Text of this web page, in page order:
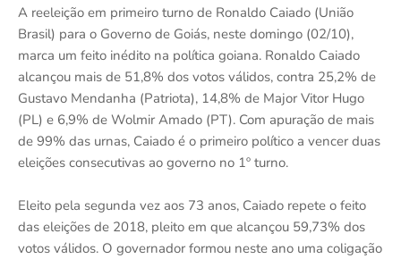
A reeleição em primeiro turno de Ronaldo Caiado (União
Brasil) para o Governo de Goiás, neste domingo (02/10),
marca um feito inédito na política goiana. Ronaldo Caiado
alcançou mais de 51,8% dos votos válidos, contra 25,2% de
Gustavo Mendanha (Patriota), 14,8% de Major Vitor Hugo
(PL) e 6,9% de Wolmir Amado (PT). Com apuração de mais
de 99% das urnas, Caiado é o primeiro político a vencer duas
eleições consecutivas ao governo no 1º turno.
Eleito pela segunda vez aos 73 anos, Caiado repete o feito
das eleições de 2018, pleito em que alcançou 59,73% dos
votos válidos. O governador formou neste ano uma coligação